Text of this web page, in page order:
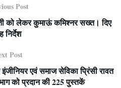
Post
को लेकर कुमाऊं कमिश्नर सख्त। दिए
निर्देश
Post
एवं समाज सेविका प्रिंसी रावत
को प्रदान की 225 पुस्तकें